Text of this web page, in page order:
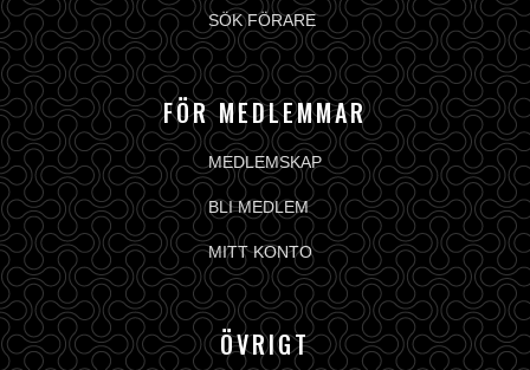
SÖK FÖRARE
FÖR MEDLEMMAR
MEDLEMSKAP
BLI MEDLEM
MITT KONTO
ÖVRIGT